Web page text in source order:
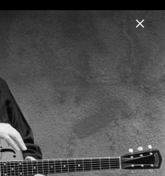
Menu
Videos Fotos Biografie